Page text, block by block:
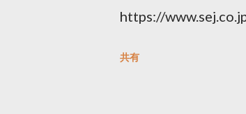
https://
共有